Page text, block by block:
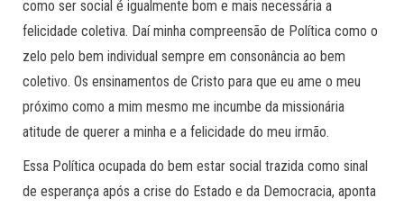
como ser social é igualmente bom e mais necessária a
felicidade coletiva. Daí minha compreensão de Política como o
zelo pelo bem individual sempre em consonância ao bem
coletivo. Os ensinamentos de Cristo para que eu ame o meu
próximo como a mim mesmo me incumbe da missionária
atitude de querer a minha e a felicidade do meu irmão.
Essa Política ocupada do bem estar social trazida como sinal
de esperança após a crise do Estado e da Democracia, aponta